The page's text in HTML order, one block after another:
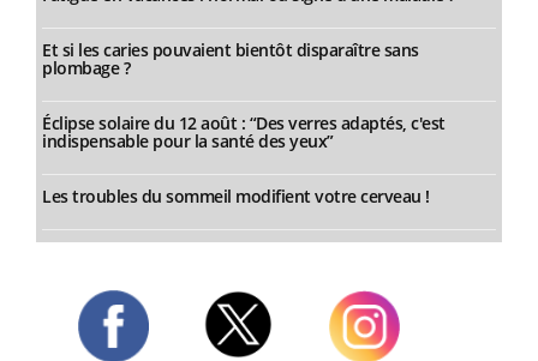
Et si les caries pouvaient bientôt disparaître sans
plombage ?
Éclipse solaire du 12 août : “Des verres adaptés, c'est
indispensable pour la santé des yeux”
Les troubles du sommeil modifient votre cerveau !